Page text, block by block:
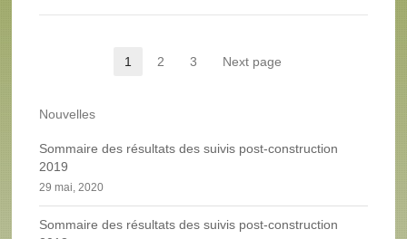
Pagination des publications
Page
1 Page
2 Page
3 Next page
Nouvelles
Sommaire des résultats des suivis post-construction
2019
29 mai, 2020
Sommaire des résultats des suivis post-construction